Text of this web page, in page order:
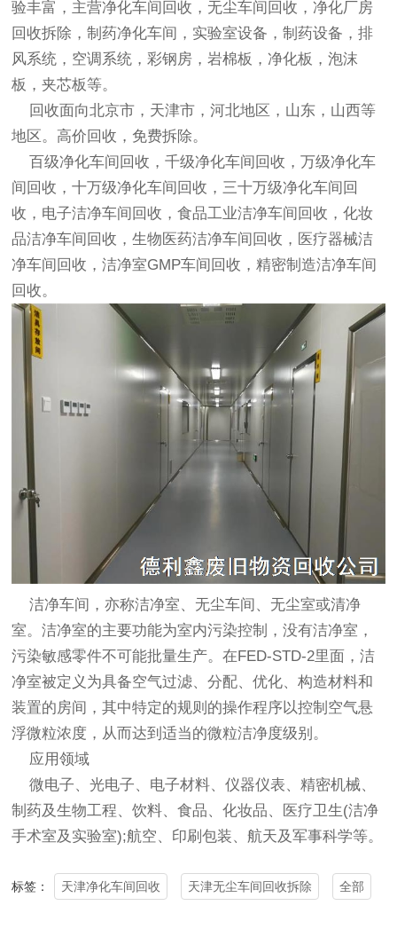
验丰富，主营净化车间回收 ， 无尘车间回收 ，净化厂房
回收拆除，制药净化车间，实验室设备，制药设备，排
风系统，空调系统，彩钢房，岩棉板，净化板，泡沫
板，夹芯板等。
回收面向北京市，天津市，河北地区，山东，山西等
地区。高价回收，免费拆除。
百级净化车间回收 ，千级净化车间回收 ，万级净化车
间回收 ，十万级净化车间回收 ，三十万级净化车间回
收 ，电子洁净车间回收 ，食品工业洁净车间回收 ，化妆
品洁净车间回收 ，生物医药洁净车间回收 ，医疗器械洁
净车间回收 ，洁净室GMP车间回收，精密制造洁净车间
回收。
洁净车间，亦称洁净室、无尘车间、无尘室或清净
室。洁净室的主要功能为室内污染控制，没有洁净室，
污染敏感零件不可能批量生产。在FED-STD-2里面，洁
净室被定义为具备空气过滤、分配、优化、构造材料和
装置的房间，其中特定的规则的操作程序以控制空气悬
浮微粒浓度，从而达到适当的微粒洁净度级别。
应用领域
微电子、光电子、电子材料、仪器仪表、精密机械、
制药及生物工程、饮料、食品、化妆品、医疗卫生(洁净
手术室及实验室);航空、印刷包装、航天及军事科学等。
标签： 天津净化车间回收 天津无尘车间回收拆除 全部